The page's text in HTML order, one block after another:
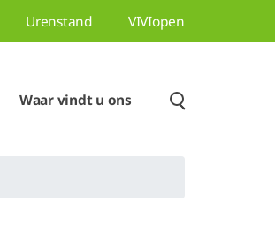
Urenstand VIVIopen
Waar vindt u ons